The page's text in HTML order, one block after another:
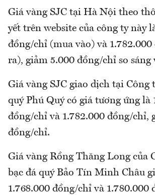
Giá vàng SJC tại Hà Nội theo
yết trên website của công ty này
đồng/chỉ (mua vào) và
ra), giảm 5.000 đồng/chỉ so sáng
Giá vàng SJC giao dịch tại Công
quý Phú Quý có giá tương ứng là
đồng/chỉ và 1.782.000 đồng/chỉ,
đồng/chỉ.
Giá vàng Rồng Thăng Long của
bạc đá quý Bảo Tín Minh Châu
1.768.000 đồng/chỉ và 1.780.000